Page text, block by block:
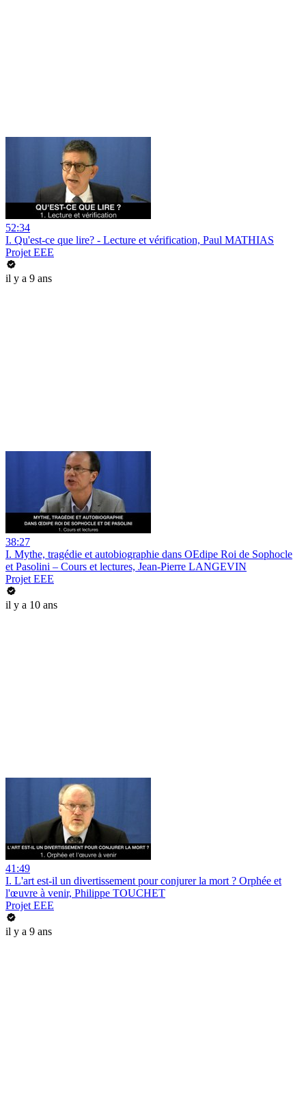
52:34
I. Qu'est-ce que lire? - Lecture et vérification, Paul MATHIAS
Projet EEE
il y a 9 ans
38:27
I. Mythe, tragédie et autobiographie dans OEdipe Roi de Sophocle
et Pasolini – Cours et lectures, Jean-Pierre LANGEVIN
Projet EEE
il y a 10 ans
41:49
I. L'art est-il un divertissement pour conjurer la mort ? Orphée et
l'œuvre à venir, Philippe TOUCHET
Projet EEE
il y a 9 ans